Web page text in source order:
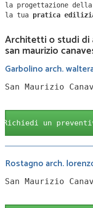
la progettazione
la tua pratica
Architetti o studi di
san maurizio
Garbolino arch.
San Maurizio
Richiedi un
Rostagno arch.
San Maurizio